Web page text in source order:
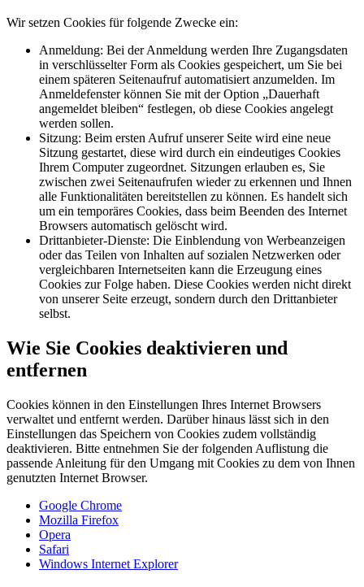
Wir setzen Cookies für folgende Zwecke ein:
Anmeldung: Bei der Anmeldung werden Ihre Zugangsdaten
in verschlüsselter Form als Cookies gespeichert, um Sie bei
einem späteren Seitenaufruf automatisiert anzumelden. Im
Anmeldefenster können Sie mit der Option „Dauerhaft
angemeldet bleiben“ festlegen, ob diese Cookies angelegt
werden sollen.
Sitzung: Beim ersten Aufruf unserer Seite wird eine neue
Sitzung gestartet, diese wird durch ein eindeutiges Cookies
Ihrem Computer zugeordnet. Sitzungen erlauben es, Sie
zwischen zwei Seitenaufrufen wieder zu erkennen und Ihnen
alle Funktionalitäten bereitstellen zu können. Es handelt sich
um ein temporäres Cookies, dass beim Beenden des Internet
Browsers automatisch gelöscht wird.
Drittanbieter-Dienste: Die Einblendung von Werbeanzeigen
oder das Teilen von Inhalten auf sozialen Netzwerken oder
vergleichbaren Internetseiten kann die Erzeugung eines
Cookies zur Folge haben. Diese Cookies werden nicht direkt
von unserer Seite erzeugt, sondern durch den Drittanbieter
selbst.
Wie Sie Cookies deaktivieren und
entfernen
Cookies können in den Einstellungen Ihres Internet Browsers
verwaltet und entfernt werden. Darüber hinaus lässt sich in den
Einstellungen das Speichern von Cookies zudem vollständig
deaktivieren. Bitte entnehmen Sie der folgenden Auflistung die
passende Anleitung für den Umgang mit Cookies zu dem von Ihnen
genutzten Internet Browser.
Google Chrome
Mozilla Firefox
Opera
Safari
Windows Internet Explorer